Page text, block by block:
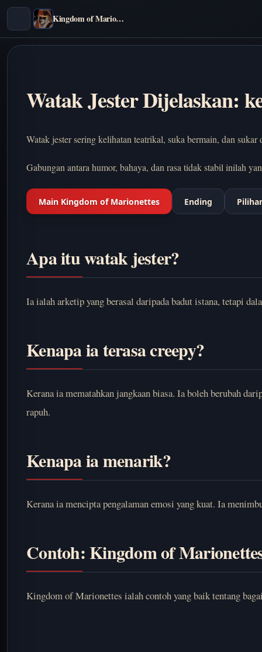
Kingdom of Marionettes
Watak Jester Dijelaskan:
Watak jester sering kelihatan teatrikal, suka bermain, dan
Gabungan antara humor, bahaya, dan rasa tidak stabil inilah
Main Kingdom of Marionettes Ending
Apa itu watak jester?
Ia ialah arketip yang berasal daripada badut istana, tetapi
Kenapa ia terasa creepy?
Kerana ia mematahkan jangkaan biasa. Ia boleh berubah
rapuh.
Kenapa ia menarik?
Kerana ia mencipta pengalaman emosi yang kuat. Ia
Contoh: Kingdom of
Kingdom of Marionettes ialah contoh yang baik tentang